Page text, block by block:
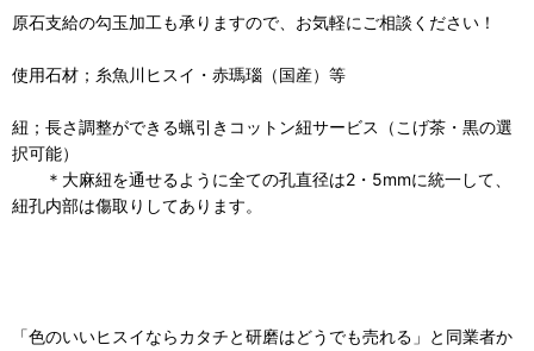
原石支給の勾玉加工も承りますので、お気軽にご相談ください！
使用石材；糸魚川ヒスイ・赤瑪瑙（国産）等
紐；長さ調整ができる蝋引きコットン紐サービス（こげ茶・黒の選
択可能）
＊大麻紐を通せるように全ての孔直径は2・5mmに統一して、
紐孔内部は傷取りしてあります。
「色のいいヒスイならカタチと研磨はどうでも売れる」と同業者か